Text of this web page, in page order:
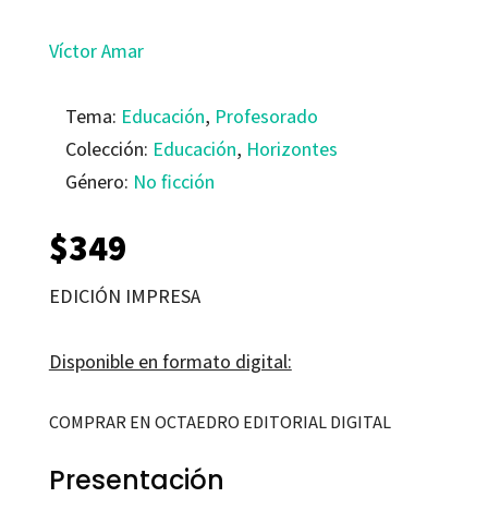
Víctor Amar
Tema: Educación, Profesorado
Colección: Educación, Horizontes
Género: No ficción
$349
EDICIÓN IMPRESA
Disponible en formato digital:
COMPRAR EN OCTAEDRO EDITORIAL DIGITAL
Presentación